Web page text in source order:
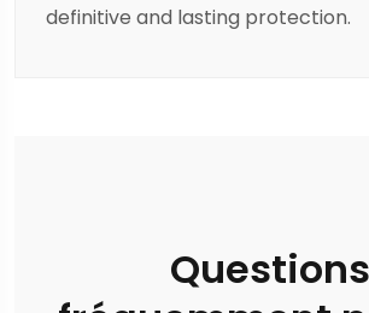
definitive and lasting protection.
Questions